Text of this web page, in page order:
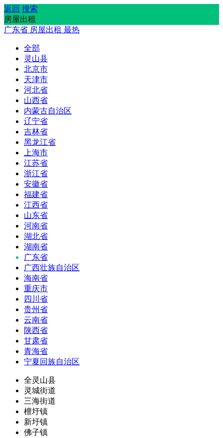
返回 搜索
房屋出租
广东省 房屋出租 最热
全部
灵山县
北京市
天津市
河北省
山西省
内蒙古自治区
辽宁省
吉林省
黑龙江省
上海市
江苏省
浙江省
安徽省
福建省
江西省
山东省
河南省
湖北省
湖南省
广东省
广西壮族自治区
海南省
重庆市
四川省
贵州省
云南省
陕西省
甘肃省
青海省
宁夏回族自治区
全灵山县
灵城街道
三海街道
檀圩镇
新圩镇
佛子镇